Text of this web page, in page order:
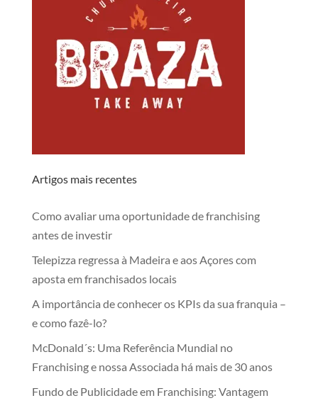
Artigos mais recentes
Como avaliar uma oportunidade de franchising
antes de investir
Telepizza regressa à Madeira e aos Açores com
aposta em franchisados locais
A importância de conhecer os KPIs da sua franquia –
e como fazê-lo?
McDonald´s: Uma Referência Mundial no
Franchising e nossa Associada há mais de 30 anos
Fundo de Publicidade em Franchising: Vantagem